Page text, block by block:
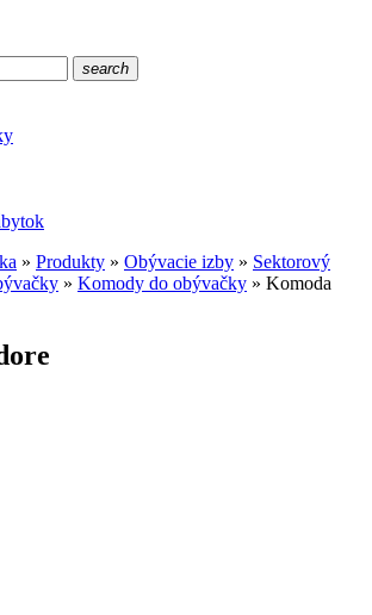
search
» Produkty » Obývacie izby » Sektorový
» Komody do obývačky » Komoda